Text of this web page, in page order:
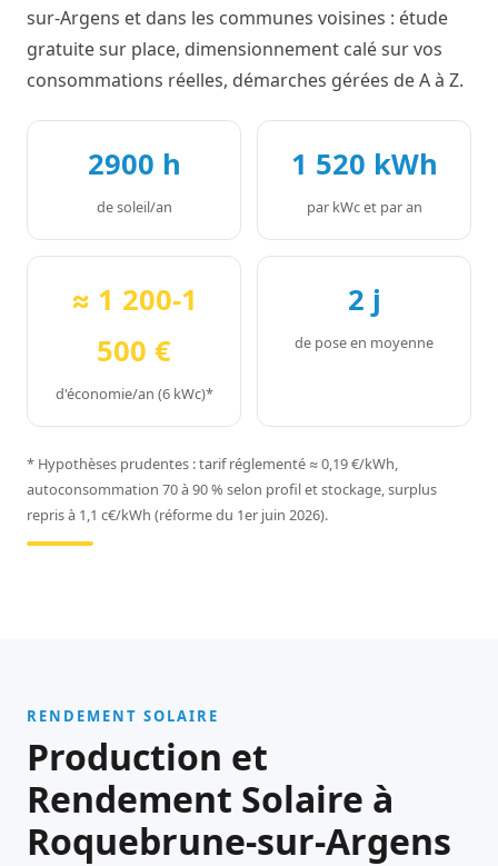
sur-Argens et dans les communes voisines : étude
gratuite sur place, dimensionnement calé sur vos
consommations réelles, démarches gérées de A à Z.
2900 h
de soleil/an
1 520 kWh
par kWc et par an
≈ 1 200-1
500 €
d'économie/an (6 kWc)*
2 j
de pose en moyenne
* Hypothèses prudentes : tarif réglementé ≈ 0,19 €/kWh,
autoconsommation 70 à 90 % selon profil et stockage, surplus
repris à 1,1 c€/kWh (réforme du 1er juin 2026).
RENDEMENT SOLAIRE
Production et
Rendement Solaire à
Roquebrune-sur-Argens